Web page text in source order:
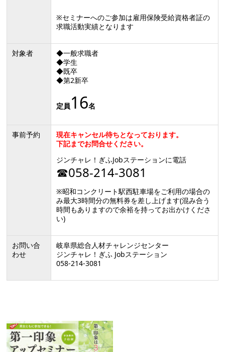
※セミナーへのご参加は雇用保険受給資格者証の
求職活動実績となります
対象者
◆一般求職者
◆学生
◆既卒
◆第2新卒
定員 16名
事前予約
現在キャンセル待ちとなっております。
下記までお問合せください。
ジンチャレ！ぎふJobステーションに電話
☎058-214-3081
※昭和コンクリート駅西駐車場をご利用の場合の
み最大3時間分の無料券を差し上げます(混み合う
時間もありますので余裕を持ってお出かけくださ
い)
お問い合
わせ
岐阜県総合人材チャレンジセンター
ジンチャレ！ぎふ Jobステーション
058-214-3081